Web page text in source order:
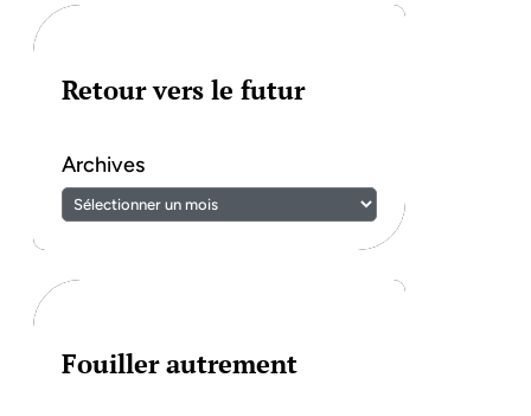
Retour vers le futur
Archives
Fouiller autrement